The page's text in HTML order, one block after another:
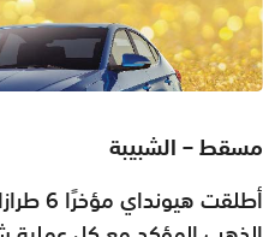
مسقط – الشبيبة